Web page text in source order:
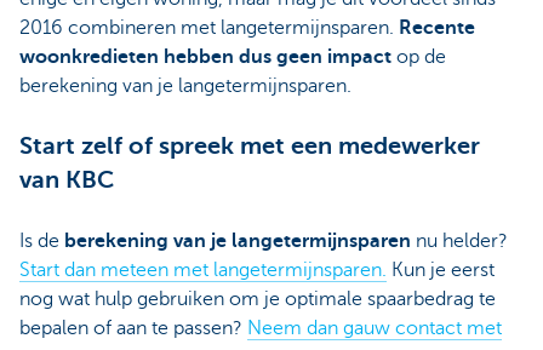
2016 combineren met langetermijnsparen. Recente
woonkredieten hebben dus geen impact op de
berekening van je langetermijnsparen.
Start zelf of spreek met een medewerker
van KBC
Is de berekening van je langetermijnsparen nu helder?
Start dan meteen met langetermijnsparen. Kun je eerst
nog wat hulp gebruiken om je optimale spaarbedrag te
bepalen of aan te passen? Neem dan gauw contact met